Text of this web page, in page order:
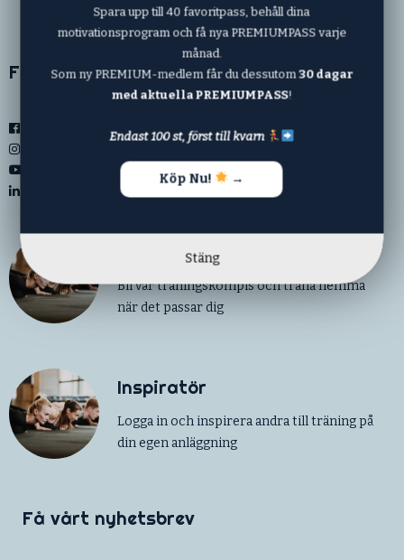
Mitt konto
Följ oss
Skapa konto
Bli vår träningskompis och träna hemma
när det passar dig
Inspiratör
Logga in och inspirera andra till träning på
din egen anläggning
Få vårt nyhetsbrev
Spara upp till 40 favoritpass, behåll dina
motivationsprogram och få nya PREMIUMPASS varje
månad.
Som ny PREMIUM-medlem får du dessutom30 dagar
med aktuella PREMIUMPASS!
Endast 100 st, först till kvarn
Köp Nu! →
Stäng